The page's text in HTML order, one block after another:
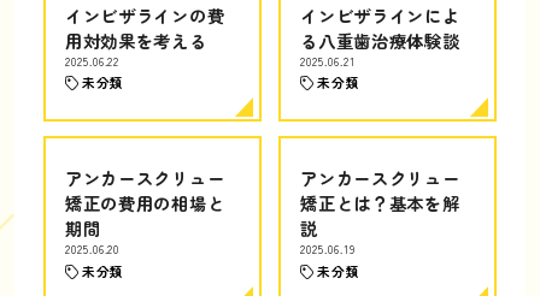
インビザラインの費
用対効果を考える
2025.06.22
未分類
インビザラインによ
る八重歯治療体験談
2025.06.21
未分類
アンカースクリュー
矯正の費用の相場と
期間
2025.06.20
未分類
アンカースクリュー
矯正とは？基本を解
説
2025.06.19
未分類